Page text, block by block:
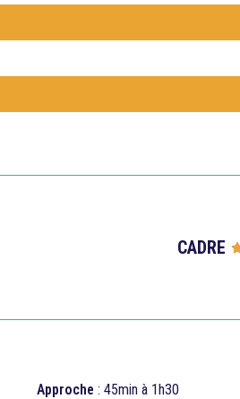
CADRE
Approche : 45min à 1h30